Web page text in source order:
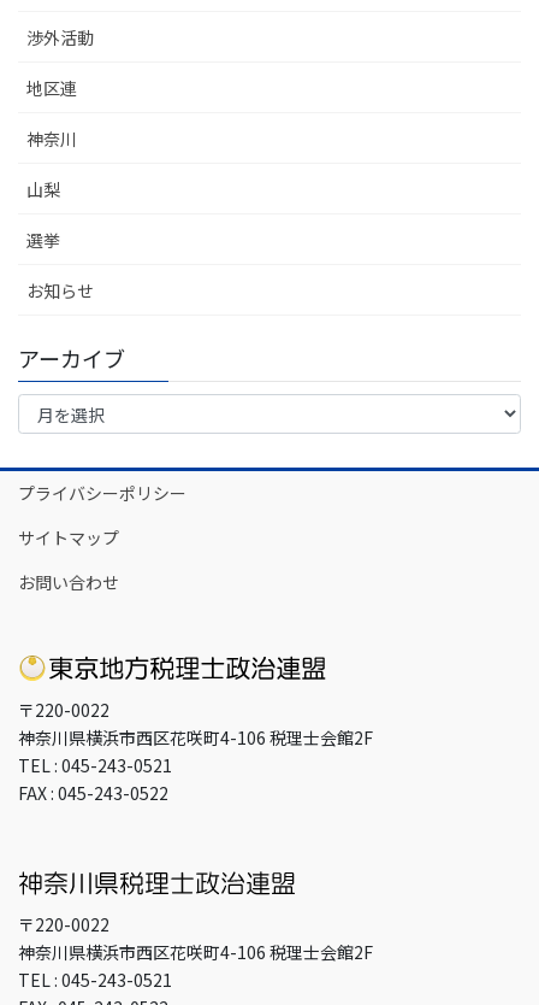
渉外活動
地区連
神奈川
山梨
選挙
お知らせ
アーカイブ
ア
イ
ブ
プライバシーポリシー
サイトマップ
お問い合わせ
〒220-0022
神奈川県横浜市西区花咲町4-106 税理士会館2F
TEL : 045-243-0521
FAX : 045-243-0522
〒220-0022
神奈川県横浜市西区花咲町4-106 税理士会館2F
TEL : 045-243-0521